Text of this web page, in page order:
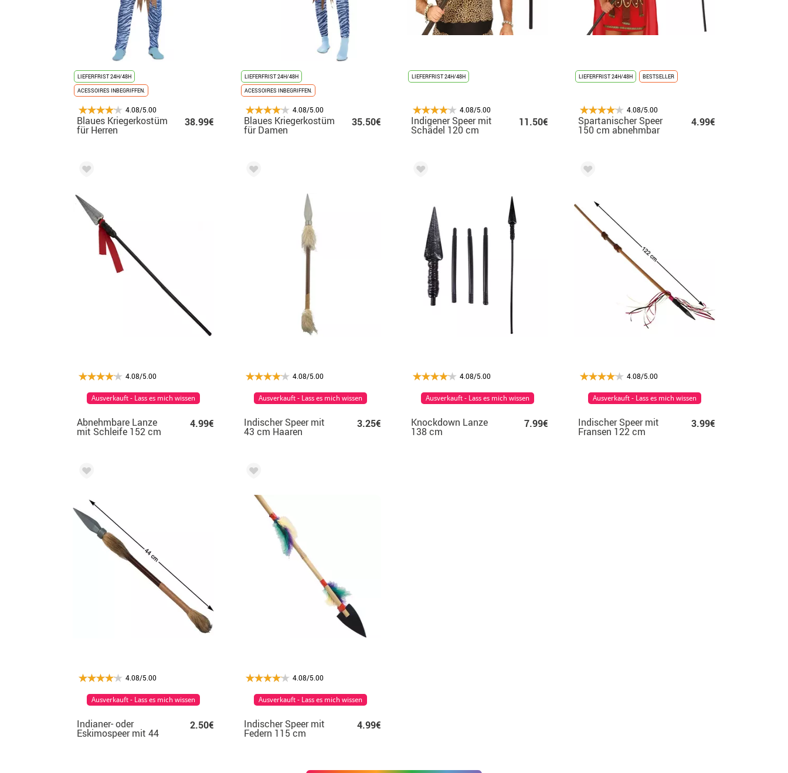
LIEFERFRIST 24H/48H
ACESSOIRES INBEGRIFFEN.
4.08/5.00
Blaues Kriegerkostüm
für Herren
38.99€
LIEFERFRIST 24H/48H
ACESSOIRES INBEGRIFFEN.
4.08/5.00
Blaues Kriegerkostüm
für Damen
35.50€
LIEFERFRIST 24H/48H
4.08/5.00
Indigener Speer mit
Schädel 120 cm
11.50€
LIEFERFRIST 24H/48H BESTSELLER
4.08/5.00
Spartanischer Speer
150 cm abnehmbar
4.99€
4.08/5.00
Abnehmbare Lanze
mit Schleife 152 cm
4.99€
Ausverkauft - Lass es mich wissen
4.08/5.00
Indischer Speer mit
43 cm Haaren
3.25€
Ausverkauft - Lass es mich wissen
4.08/5.00
Knockdown Lanze
138 cm
7.99€
Ausverkauft - Lass es mich wissen
4.08/5.00
Indischer Speer mit
Fransen 122 cm
3.99€
Ausverkauft - Lass es mich wissen
4.08/5.00
Indianer- oder
Eskimospeer mit 44
cm langen Haaren
2.50€
Ausverkauft - Lass es mich wissen
4.08/5.00
Indischer Speer mit
Federn 115 cm
4.99€
Ausverkauft - Lass es mich wissen